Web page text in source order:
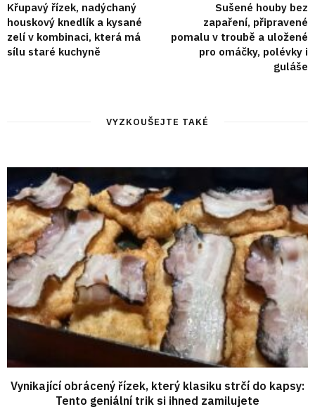
Křupavý řízek, nadýchaný
houskový knedlík a kysané
zelí v kombinaci, která má
sílu staré kuchyně
Sušené houby bez
zapaření, připravené
pomalu v troubě a uložené
pro omáčky, polévky i
guláše
VYZKOUŠEJTE TAKÉ
Vynikající obrácený řízek, který klasiku strčí do kapsy:
Tento geniální trik si ihned zamilujete